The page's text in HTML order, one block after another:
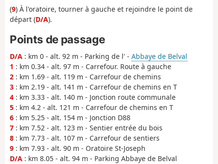
(9) À l'oratoire, tourner à gauche et rejoindre le point de
départ (D/A).
Points de passage
D/A : km 0 - alt. 92 m - Parking de l' - Abbaye de Belval
1 : km 0.34 - alt. 97 m - Carrefour. Route à gauche
2 : km 1.69 - alt. 119 m - Carrefour de chemins
3 : km 2.19 - alt. 141 m - Carrefour de chemins en T
4 : km 3.33 - alt. 140 m - Jonction route communale
5 : km 4.2 - alt. 121 m - Carrefour de chemins en T
6 : km 5.25 - alt. 154 m - Jonction D88
7 : km 7.52 - alt. 123 m - Sentier entrée du bois
8 : km 7.73 - alt. 107 m - Carrefour de sentiers
9 : km 7.93 - alt. 90 m - Oratoire St-Joseph
D/A : km 8.05 - alt. 94 m - Parking Abbaye de Belval